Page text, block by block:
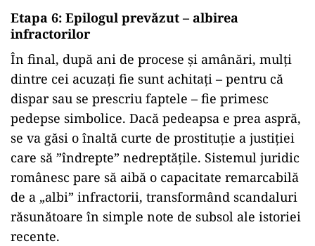
Etapa 6: Epilogul prevăzut – albirea
infractorilor
În final, după ani de procese și amânări, mulți
dintre cei acuzați fie sunt achitați – pentru că
dispar sau se prescriu faptele – fie primesc
pedepse simbolice. Dacă pedeapsa e prea aspră,
se va găsi o înaltă curte de prostituție a justiției
care să ”îndrepte” nedreptățile. Sistemul juridic
românesc pare să aibă o capacitate remarcabilă
de a „albi” infractorii, transformând scandaluri
răsunătoare în simple note de subsol ale istoriei
recente.